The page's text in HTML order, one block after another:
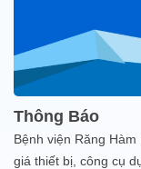
Thông Báo
Bệnh viện Răng
giá thiết bị, công cụ